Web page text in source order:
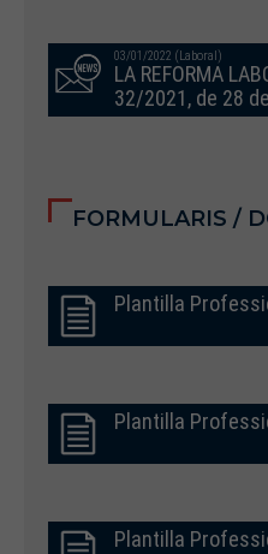
03/01/2022 (Laboral)
LA REFORMA
32/2021, de 28
FORMULARIS /
Plantilla
Plantilla
Plantilla